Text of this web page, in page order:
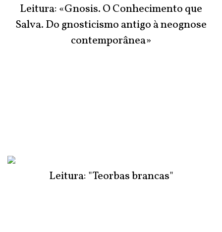
Leitura: «Gnosis. O Conhecimento que
Salva. Do gnosticismo antigo à neognose
contemporânea»
Leitura: "Teorbas brancas"